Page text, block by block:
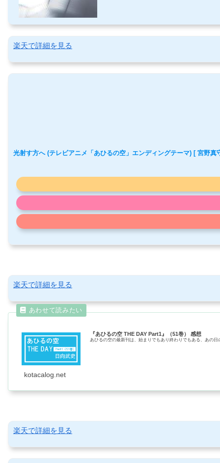
楽天で詳細を見る
光射す方へ (テレビアニメ「あひるの空」エンディングテーマ) [ 宮野真
楽天で詳細を見る
『あひるの空 THE DAY Part1』（51巻） 感想
あひるの空の最新刊は、始まりでもあり終わりでもある、あの
kotacalog.net
楽天で詳細を見る